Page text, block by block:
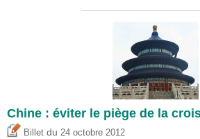
Chine : éviter le piège de la
Billet du 24 octobre 2012